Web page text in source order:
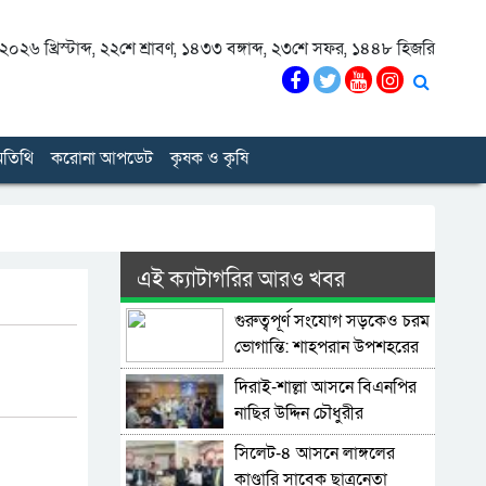
খ্রিস্টাব্দ, ২২শে শ্রাবণ, ১৪৩৩ বঙ্গাব্দ, ২৩শে সফর, ১৪৪৮ হিজরি
করোনা আপডেট কৃষক ও কৃষি
এই ক্যাটাগরির আরও খবর
গুরুত্বপূর্ণ সংযোগ সড়কেও চরম
ভোগান্তি: শাহপরান উপশহরের
রাস্তাঘাট সংস্কারের দাবি
দিরাই-শাল্লা আসনে বিএনপির
নাছির উদ্দিন চৌধুরীর
মনোনয়নপত্র সংগ্রহ
সিলেট-৪ আসনে লাঙ্গলের
কাণ্ডারি সাবেক ছাত্রনেতা